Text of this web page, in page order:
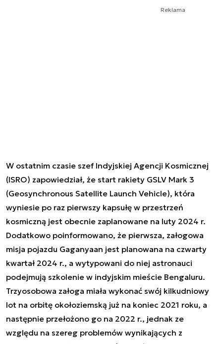
Reklama
W ostatnim czasie szef Indyjskiej Agencji Kosmicznej
(ISRO) zapowiedział, że start rakiety GSLV Mark 3
(Geosynchronous Satellite Launch Vehicle), która
wyniesie po raz pierwszy kapsułę w przestrzeń
kosmiczną jest obecnie zaplanowane na luty 2024 r.
Dodatkowo poinformowano, że pierwsza, załogowa
misja pojazdu Gaganyaan jest planowana na czwarty
kwartał 2024 r., a wytypowani do niej astronauci
podejmują szkolenie w indyjskim mieście Bengaluru.
Trzyosobowa załoga miała wykonać swój kilkudniowy
lot na orbitę okołoziemską już na koniec 2021 roku, a
następnie przełożono go na 2022 r., jednak ze
względu na szereg problemów wynikających z